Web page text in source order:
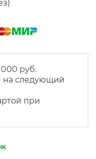
руб.
на следующий
при